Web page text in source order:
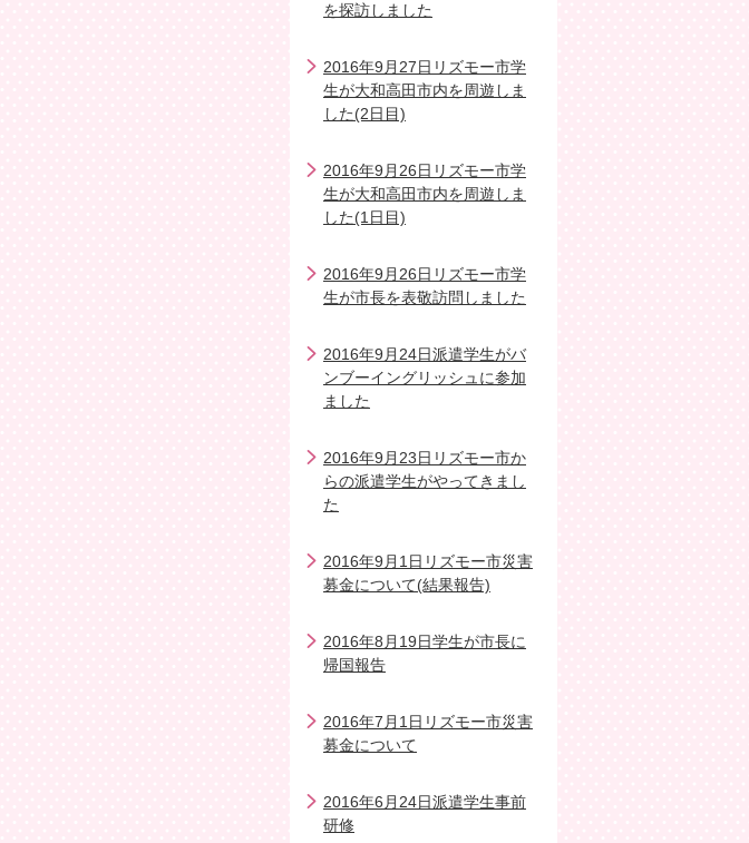
を探訪しました
2016年9月27日リズモー市学
生が大和高田市内を周遊しま
した(2日目)
2016年9月26日リズモー市学
生が大和高田市内を周遊しま
した(1日目)
2016年9月26日リズモー市学
生が市長を表敬訪問しました
2016年9月24日派遣学生がバ
ンブーイングリッシュに参加
ました
2016年9月23日リズモー市か
らの派遣学生がやってきまし
た
2016年9月1日リズモー市災害
募金について(結果報告)
2016年8月19日学生が市長に
帰国報告
2016年7月1日リズモー市災害
募金について
2016年6月24日派遣学生事前
研修